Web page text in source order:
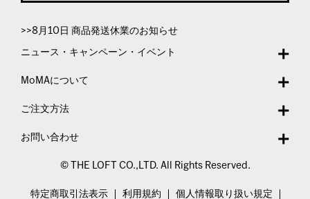
>>8月10日 商品発送休業のお知らせ
ニュース・キャンペーン・イベント
MoMAについて
ご注文方法
お問い合わせ
© THE LOFT CO.,LTD. All Rights Reserved.
特定商取引法表示 利用規約 個人情報取り扱い規定